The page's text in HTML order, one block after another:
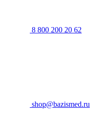
8 800 200 20 62
shop@bazismed.ru